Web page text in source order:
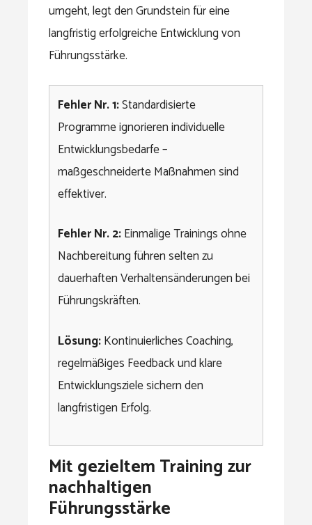
umgeht, legt den Grundstein für eine
langfristig erfolgreiche Entwicklung von
Führungsstärke.
Fehler Nr. 1:Standardisierte
Programme ignorieren individuelle
Entwicklungsbedarfe –
maßgeschneiderte Maßnahmen sind
effektiver.
Fehler Nr. 2:Einmalige Trainings ohne
Nachbereitung führen selten zu
dauerhaften Verhaltensänderungen bei
Führungskräften.
Lösung:Kontinuierliches Coaching,
regelmäßiges Feedback und klare
Entwicklungsziele sichern den
langfristigen Erfolg.
Mit gezieltem Training zur
nachhaltigen
Führungsstärke